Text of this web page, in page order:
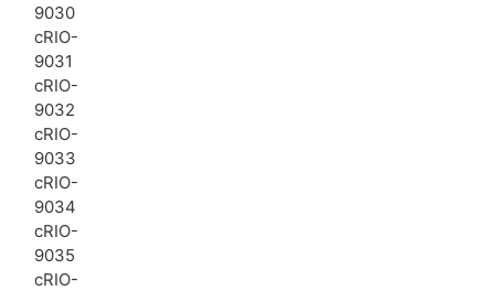
9030
cRIO-
9031
cRIO-
9032
cRIO-
9033
cRIO-
9034
cRIO-
9035
cRIO-